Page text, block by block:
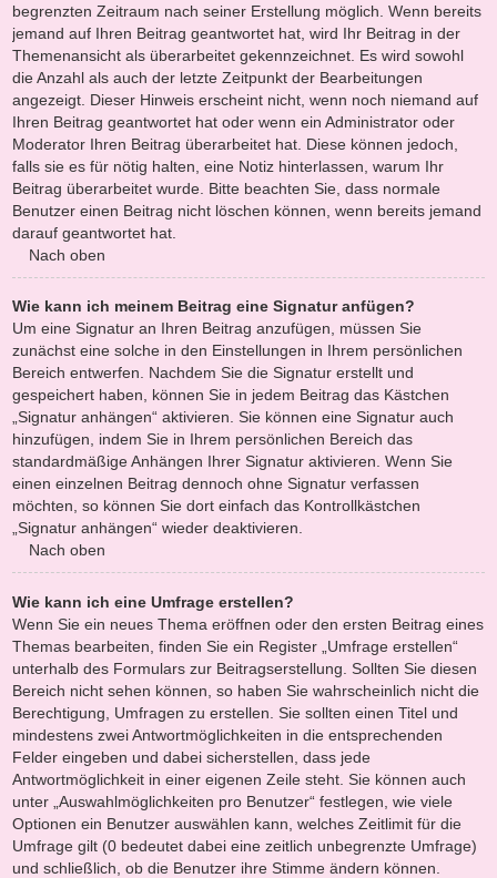
begrenzten Zeitraum nach seiner Erstellung möglich. Wenn bereits
jemand auf Ihren Beitrag geantwortet hat, wird Ihr Beitrag in der
Themenansicht als überarbeitet gekennzeichnet. Es wird sowohl
die Anzahl als auch der letzte Zeitpunkt der Bearbeitungen
angezeigt. Dieser Hinweis erscheint nicht, wenn noch niemand auf
Ihren Beitrag geantwortet hat oder wenn ein Administrator oder
Moderator Ihren Beitrag überarbeitet hat. Diese können jedoch,
falls sie es für nötig halten, eine Notiz hinterlassen, warum Ihr
Beitrag überarbeitet wurde. Bitte beachten Sie, dass normale
Benutzer einen Beitrag nicht löschen können, wenn bereits jemand
darauf geantwortet hat.
Nach oben
Wie kann ich meinem Beitrag eine Signatur anfügen?
Um eine Signatur an Ihren Beitrag anzufügen, müssen Sie
zunächst eine solche in den Einstellungen in Ihrem persönlichen
Bereich entwerfen. Nachdem Sie die Signatur erstellt und
gespeichert haben, können Sie in jedem Beitrag das Kästchen
„Signatur anhängen“ aktivieren. Sie können eine Signatur auch
hinzufügen, indem Sie in Ihrem persönlichen Bereich das
standardmäßige Anhängen Ihrer Signatur aktivieren. Wenn Sie
einen einzelnen Beitrag dennoch ohne Signatur verfassen
möchten, so können Sie dort einfach das Kontrollkästchen
„Signatur anhängen“ wieder deaktivieren.
Nach oben
Wie kann ich eine Umfrage erstellen?
Wenn Sie ein neues Thema eröffnen oder den ersten Beitrag eines
Themas bearbeiten, finden Sie ein Register „Umfrage erstellen“
unterhalb des Formulars zur Beitragserstellung. Sollten Sie diesen
Bereich nicht sehen können, so haben Sie wahrscheinlich nicht die
Berechtigung, Umfragen zu erstellen. Sie sollten einen Titel und
mindestens zwei Antwortmöglichkeiten in die entsprechenden
Felder eingeben und dabei sicherstellen, dass jede
Antwortmöglichkeit in einer eigenen Zeile steht. Sie können auch
unter „Auswahlmöglichkeiten pro Benutzer“ festlegen, wie viele
Optionen ein Benutzer auswählen kann, welches Zeitlimit für die
Umfrage gilt (0 bedeutet dabei eine zeitlich unbegrenzte Umfrage)
und schließlich, ob die Benutzer ihre Stimme ändern können.